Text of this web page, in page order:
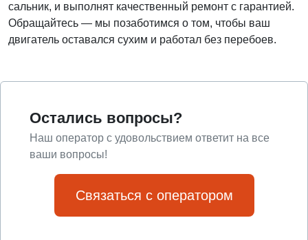
сальник, и выполнят качественный ремонт с гарантией.
Обращайтесь — мы позаботимся о том, чтобы ваш
двигатель оставался сухим и работал без перебоев.
Остались вопросы?
Наш оператор с удовольствием ответит на все
ваши вопросы!
Связаться с оператором